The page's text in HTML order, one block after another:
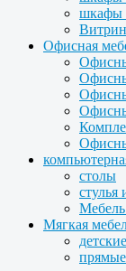
шкафы
Офисная
столы
стулья
Мягкая
детские
прямые